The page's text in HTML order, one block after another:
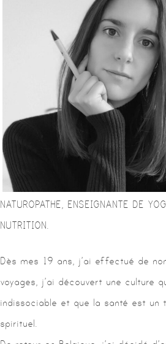
NATUROPATHE, ENSEIGNANTE DE
NUTRITION.
Dès mes 19 ans, j’ai effectué de
voyages, j’ai découvert une culture
indissociable et que la santé est un
spirituel.